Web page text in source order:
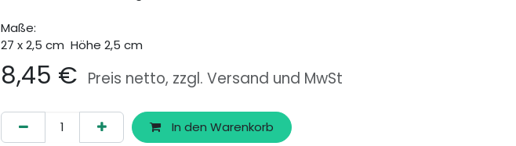
Maße:
27 x 2,5 cm Höhe 2,5 cm
8,45 € Preis netto, zzgl. Versand und MwSt
In den Warenkorb